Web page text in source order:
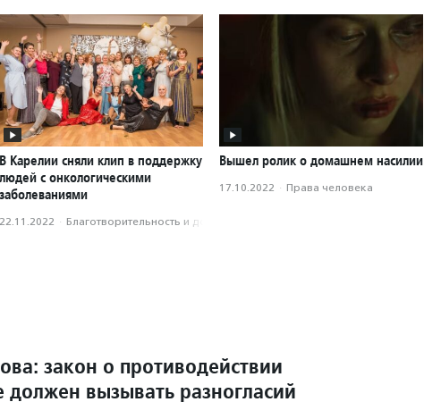
В Карелии сняли клип в поддержку
людей с онкологическими
заболеваниями
22.11.2022 · Благотвори­тель­ность и доброволь­чест­во
Вышел ролик о домашнем насилии
17.10.2022 · Права человека
закон о противодействии
вызывать разногласий